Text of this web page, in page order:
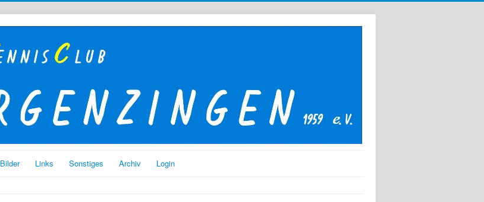
Bilder Links Sonstiges Archiv Login